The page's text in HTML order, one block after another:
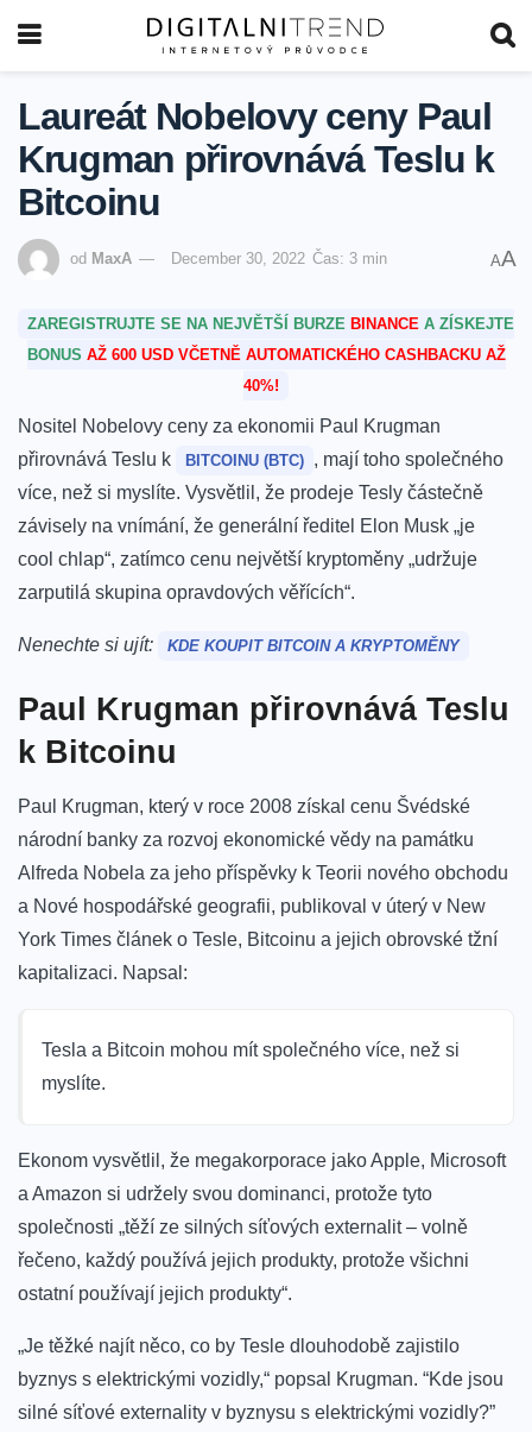
Laureát Nobelovy ceny Paul
Krugman přirovnává Teslu k
Bitcoinu
od MaxA December 30, 2022 Čas: 3 min AA
ZAREGISTRUJTE SE NA NEJVĚTŠÍ BURZE BINANCE A ZÍSKEJTE
BONUS AŽ 600 USD VČETNĚ AUTOMATICKÉHO CASHBACKU AŽ
40%!
Nositel Nobelovy ceny za ekonomii Paul Krugman
přirovnává Teslu k
BITCOINU (BTC) , mají toho společného
více, než si myslíte. Vysvětlil, že prodeje Tesly částečně
závisely na vnímání, že generální ředitel Elon Musk „je
cool chlap“, zatímco cenu největší kryptoměny „udržuje
zarputilá skupina opravdových věřících“.
Nenechte si ujít: KDE KOUPIT BITCOIN A KRYPTOMĚNY
Paul Krugman přirovnává Teslu
k Bitcoinu
Paul Krugman, který v roce 2008 získal cenu Švédské
národní banky za rozvoj ekonomické vědy na památku
Alfreda Nobela za jeho příspěvky k Teorii nového obchodu
a Nové hospodářské geografii, publikoval v úterý v New
York Times článek o Tesle, Bitcoinu a jejich obrovské tžní
kapitalizaci. Napsal:
Tesla a Bitcoin mohou mít společného více, než si
myslíte.
Ekonom vysvětlil, že megakorporace jako Apple, Microsoft
a Amazon si udržely svou dominanci, protože tyto
společnosti „těží ze silných síťových externalit – volně
řečeno, každý používá jejich produkty, protože všichni
ostatní používají jejich produkty“.
„Je těžké najít něco, co by Tesle dlouhodobě zajistilo
byznys s elektrickými vozidly,“ popsal Krugman. “Kde jsou
silné síťové externality v byznysu s elektrickými vozidly?”